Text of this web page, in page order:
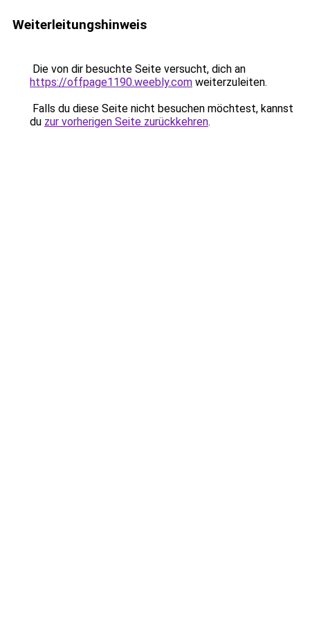
Weiterleitungshinweis
Die von dir besuchte Seite versucht, dich an
https://offpage1190.weebly.com weiterzuleiten.
Falls du diese Seite nicht besuchen möchtest, kannst
du zur vorherigen Seite zurückkehren.